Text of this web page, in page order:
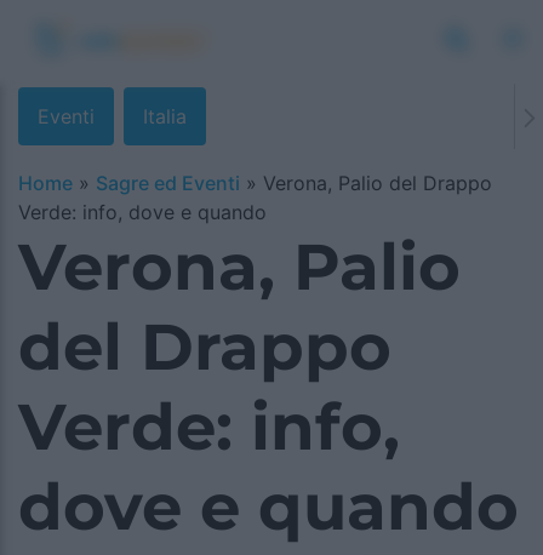
Eventi Italia
Home » Sagre ed Eventi » Verona, Palio del Drappo
Verde: info, dove e quando
Verona, Palio
del Drappo
Verde: info,
dove e quando